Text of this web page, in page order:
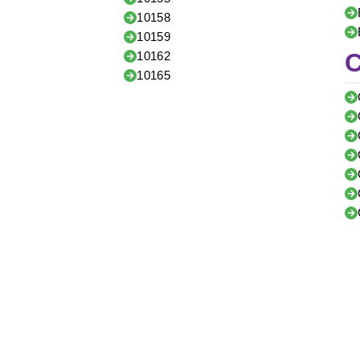
10158
10159
10162
10165